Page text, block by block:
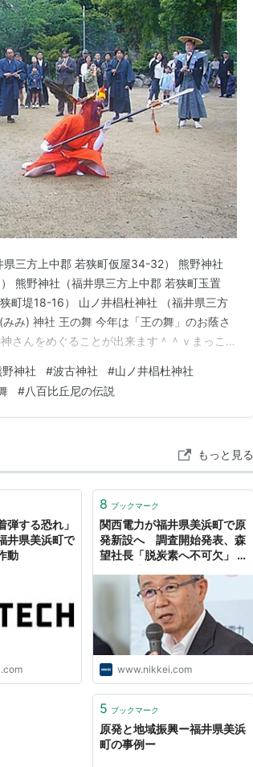
三方上中郡 若狭町仮屋34-32） 熊野神社
熊野神社（福井県三方上中郡 若狭町玉置
町堤18-16） 山ノ井椙杜神社 （福井県三方
み) 神社 王の舞 今年は「王の舞」のお蔭さ
さんをめぐることが出来ます＾＾ｖまっこ
波西神社とは対照的だと語られる「女形の王
野神社 #波古神社 #山ノ井椙杜神社
#八百比丘尼の伝説
もっと見る
弾する恐れ」
井県美浜町で
動
8 ブックマーク
関西電力が福井県美浜町で原
発新設へ 調査開始発表、森
望社長「脱炭素へ不可欠」 -
www.nikkei.com
5 ブックマーク
原発と地域振興ー福井県美浜
町の事例ー